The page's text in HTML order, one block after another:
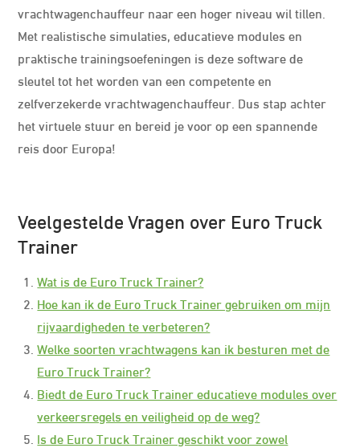
vrachtwagenchauffeur naar een hoger niveau wil tillen.
Met realistische simulaties, educatieve modules en
praktische trainingsoefeningen is deze software de
sleutel tot het worden van een competente en
zelfverzekerde vrachtwagenchauffeur. Dus stap achter
het virtuele stuur en bereid je voor op een spannende
reis door Europa!
Veelgestelde Vragen over Euro Truck
Trainer
Wat is de Euro Truck Trainer?
Hoe kan ik de Euro Truck Trainer gebruiken om mijn
rijvaardigheden te verbeteren?
Welke soorten vrachtwagens kan ik besturen met de
Euro Truck Trainer?
Biedt de Euro Truck Trainer educatieve modules over
verkeersregels en veiligheid op de weg?
Is de Euro Truck Trainer geschikt voor zowel